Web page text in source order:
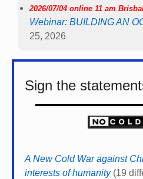
2026/07/04 online 11 am
Webinar: BUILDING AN
25, 2026
Sign the
A New Cold War against
interests of humanity(19